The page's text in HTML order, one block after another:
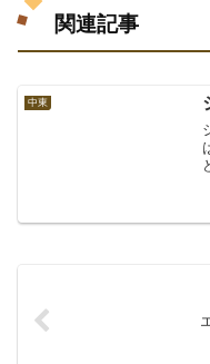
関連記事
中東